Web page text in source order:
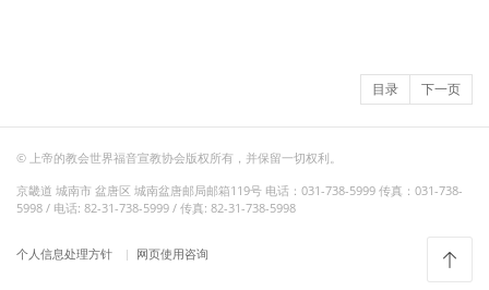
目录 下一页
© 上帝的教会世界福音宣教协会版权所有，并保留一切权利。
京畿道 城南市 盆唐区 城南盆唐邮局邮箱119号 电话：031-738-5999 传真：031-738-
5998 / 电话: 82-31-738-5999 / 传真: 82-31-738-5998
个人信息处理方针 网页使用咨询